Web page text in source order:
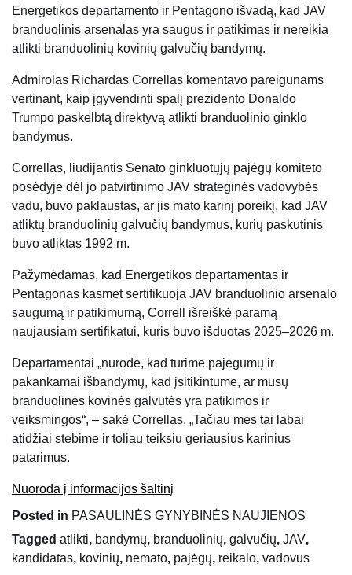
Energetikos departamento ir Pentagono išvadą, kad JAV
branduolinis arsenalas yra saugus ir patikimas ir nereikia
atlikti branduolinių kovinių galvučių bandymų.
Admirolas Richardas Correllas komentavo pareigūnams
vertinant, kaip įgyvendinti spalį prezidento Donaldo
Trumpo paskelbtą direktyvą atlikti branduolinio ginklo
bandymus.
Correllas, liudijantis Senato ginkluotųjų pajėgų komiteto
posėdyje dėl jo patvirtinimo JAV strateginės vadovybės
vadu, buvo paklaustas, ar jis mato karinį poreikį, kad JAV
atliktų branduolinių galvučių bandymus, kurių paskutinis
buvo atliktas 1992 m.
Pažymėdamas, kad Energetikos departamentas ir
Pentagonas kasmet sertifikuoja JAV branduolinio arsenalo
saugumą ir patikimumą, Correll išreiškė paramą
naujausiam sertifikatui, kuris buvo išduotas 2025–2026 m.
Departamentai „nurodė, kad turime pajėgumų ir
pakankamai išbandymų, kad įsitikintume, ar mūsų
branduolinės kovinės galvutės yra patikimos ir
veiksmingos“, – sakė Correllas. „Tačiau mes tai labai
atidžiai stebime ir toliau teiksiu geriausius karinius
patarimus.
Nuoroda į informacijos šaltinį
Posted in PASAULINĖS GYNYBINĖS NAUJIENOS
Tagged atlikti, bandymų, branduolinių, galvučių, JAV,
kandidatas, kovinių, nemato, pajėgų, reikalo, vadovus